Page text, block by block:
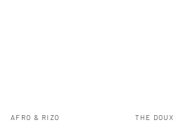
Márka:
AFRO & RIZO Márka:
THE DOUX